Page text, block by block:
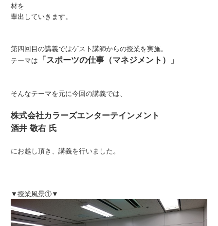
材を
輩出していきます。
第四回目の講義ではゲスト講師からの授業を実施。
テーマは
「スポーツの仕事（マネジメント）」
そんなテーマを元に今回の講義では、
株式会社カラーズエンターテインメント
酒井 敬右 氏
にお越し頂き、講義を行いました。
▼授業風景①▼